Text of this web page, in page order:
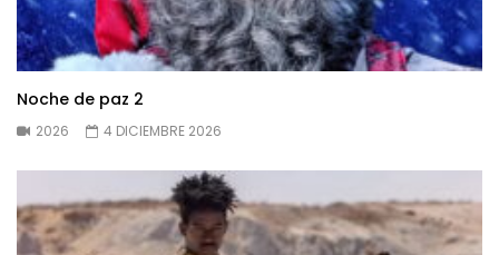
Noche de paz 2
2026 4 DICIEMBRE 2026